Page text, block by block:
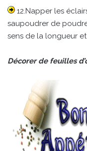
12.Napper les
saupoudrer de
sens de la longueur
Décorer de feuilles